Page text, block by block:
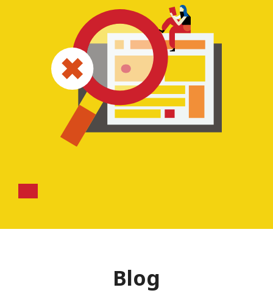
Blog